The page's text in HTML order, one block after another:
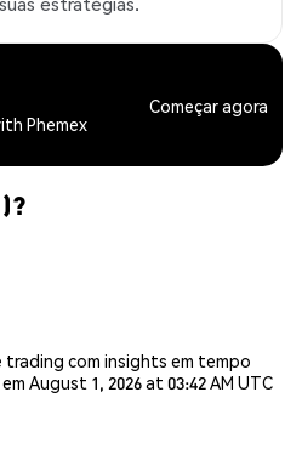
Phemex
Começar agora
com insights em tempo
August 1, 2026 at 03:42 AM UTC